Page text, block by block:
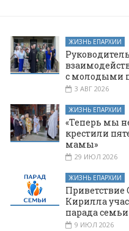
ЖИЗНЬ ЕПАРХИИ
с молодыми
3 АВГ 2026
ЖИЗНЬ ЕПАРХИИ
«Теперь мы
крестили
мамы»
29 ИЮЛ 2026
ЖИЗНЬ ЕПАРХИИ
Приветствие
Кирилла
парада семьи
9 ИЮЛ 2026